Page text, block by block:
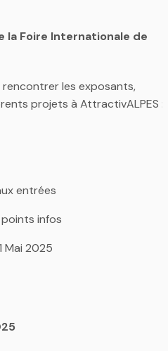
la Foire Internationale de
projets à AttractivALPES :
entrées
infos
Mai 2025